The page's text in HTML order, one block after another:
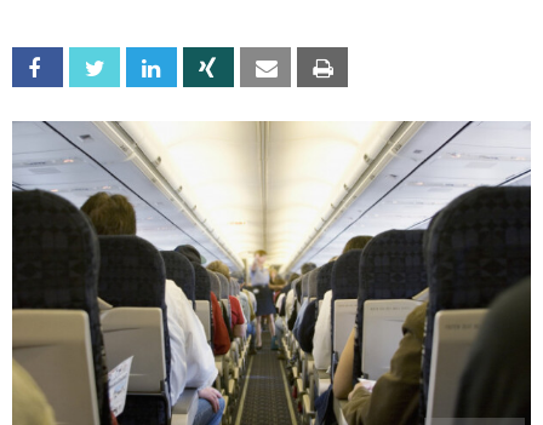
Facebook Twitter Linkedin Xing Email